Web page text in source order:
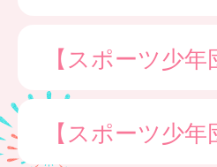
【スポーツ少
【スポーツ少